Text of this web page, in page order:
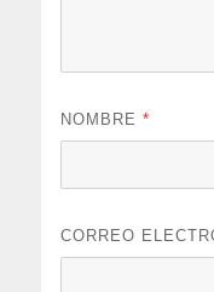
NOMBRE*
CORREO